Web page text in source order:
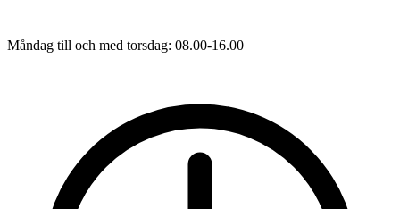
Måndag till och med torsdag: 08.00-16.00